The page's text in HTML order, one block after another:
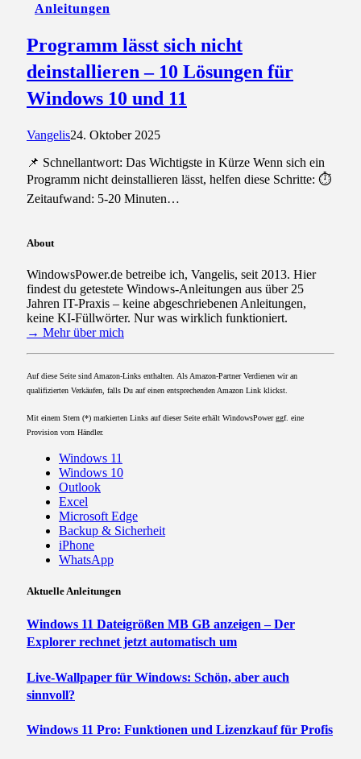
Anleitungen
Programm lässt sich nicht
deinstallieren – 10 Lösungen für
Windows 10 und 11
Vangelis24. Oktober 2025
📌 Schnellantwort: Das Wichtigste in Kürze Wenn sich ein
Programm nicht deinstallieren lässt, helfen diese Schritte: ⏱️
Zeitaufwand: 5-20 Minuten…
About
WindowsPower.de betreibe ich, Vangelis, seit 2013. Hier
findest du getestete Windows-Anleitungen aus über 25
Jahren IT-Praxis – keine abgeschriebenen Anleitungen,
keine KI-Füllwörter. Nur was wirklich funktioniert.
→ Mehr über mich
Auf diese Seite sind Amazon-Links enthalten. Als Amazon-Partner Verdienen wir an
qualifizierten Verkäufen, falls Du auf einen entsprechenden Amazon Link klickst.
Mit einem Stern (*) markierten Links auf dieser Seite erhält WindowsPower ggf. eine
Provision vom Händler.
Windows 11
Windows 10
Outlook
Excel
Microsoft Edge
Backup & Sicherheit
iPhone
WhatsApp
Aktuelle Anleitungen
Windows 11 Dateigrößen MB GB anzeigen – Der
Explorer rechnet jetzt automatisch um
Live-Wallpaper für Windows: Schön, aber auch
sinnvoll?
Windows 11 Pro: Funktionen und Lizenzkauf für Profis